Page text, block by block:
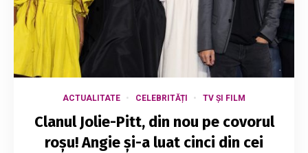
ACTUALITATE CELEBRITĂȚI TV ȘI FILM
Clanul Jolie-Pitt, din nou pe covorul
roșu! Angie și-a luat cinci din cei